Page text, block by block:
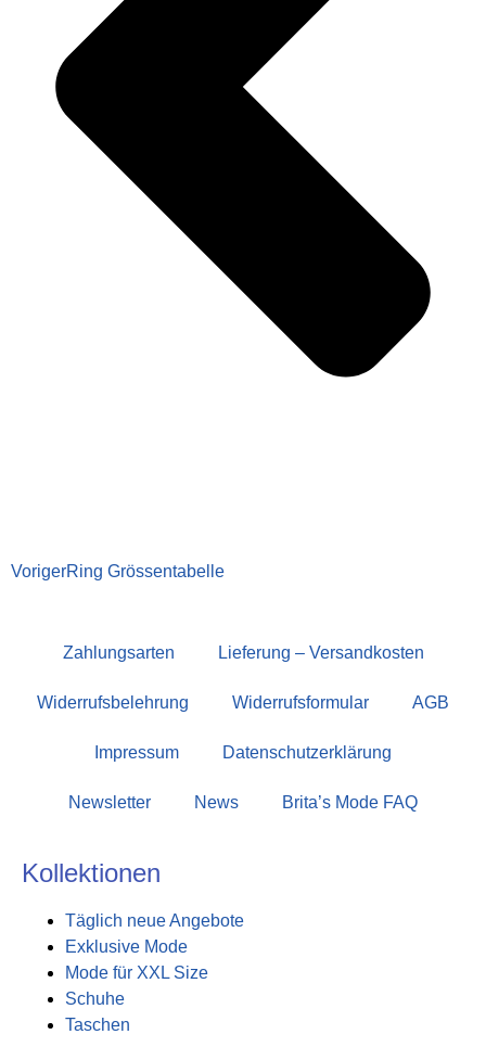
VorigerRing Grössentabelle
Zahlungsarten Lieferung – Versandkosten
Widerrufsbelehrung Widerrufsformular AGB
Impressum Datenschutzerklärung
Newsletter News Brita’s Mode FAQ
Kollektionen
Täglich neue Angebote
Exklusive Mode
Mode für XXL Size
Schuhe
Taschen